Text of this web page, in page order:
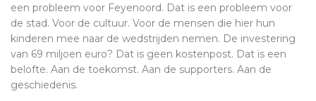
een probleem voor Feyenoord. Dat is een probleem voor
de stad. Voor de cultuur. Voor de mensen die hier hun
kinderen mee naar de wedstrijden nemen. De investering
van 69 miljoen euro? Dat is geen kostenpost. Dat is een
belofte. Aan de toekomst. Aan de supporters. Aan de
geschiedenis.